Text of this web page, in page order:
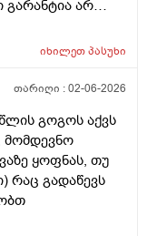
გარანტია არ
არსებობს და
28-32 დღე
იხილეთპასუხი
თარიღი :02-06-2026
გოგოს აქვს
ყოფნას, თუ
რაც გადაწევს